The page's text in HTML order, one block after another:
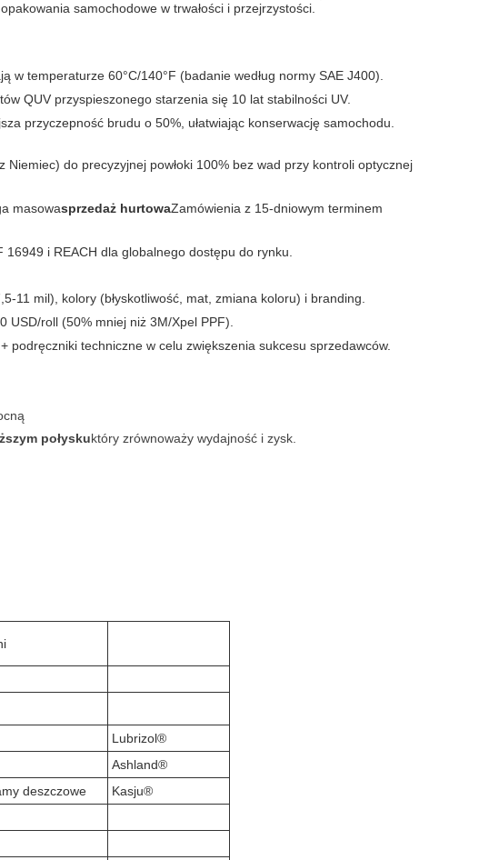
samochodowe w trwałości i przejrzystości.
w temperaturze 60°C/140°F (badanie według normy SAE J400).
QUV przyspieszonego starzenia się 10 lat stabilności UV.
przyczepność brudu o 50%, ułatwiając konserwację samochodu.
do precyzyjnej powłoki 100% bez wad przy kontroli optycznej
masowasprzedaż hurtowaZamówienia z 15-dniowym terminem
i REACH dla globalnego dostępu do rynku.
11 mil), kolory (błyskotliwość, mat, zmiana koloru) i branding.
USD/roll (50% mniej niż 3M/Xpel PPF).
podręczniki techniczne w celu zwiększenia sukcesu sprzedawców.
połyskuktóry zrównoważy wydajność i zysk.
Lubrizol®
Ashland®
deszczowe
Kasju®